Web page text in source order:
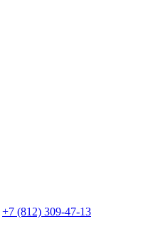
+7 (812) 309-47-13